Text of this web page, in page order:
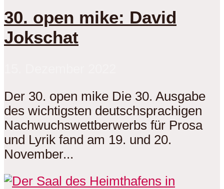
30. open mike: David
Jokschat
Der 30. open mike Die 30. Ausgabe
des wichtigsten deutschsprachigen
Nachwuchswettberwerbs für Prosa
und Lyrik fand am 19. und 20.
November...